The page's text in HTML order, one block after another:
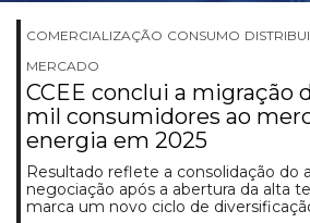
COMERCIALIZAÇÃO CONSUMO
MERCADO
CCEE conclui a migração
mil consumidores ao
energia em 2025
Resultado reflete a consolidação do
negociação após a abertura da alta
marca um novo ciclo de